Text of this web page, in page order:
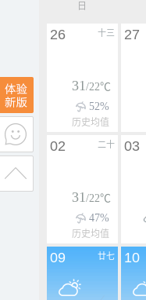
日
十三
26
31/22℃
52%
历史均值
27
二十
02
31/22℃
47%
历史均值
03
廿七
09 10